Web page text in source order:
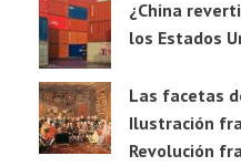
¿China
los Estados
Las facetas
Ilustración
Revolución